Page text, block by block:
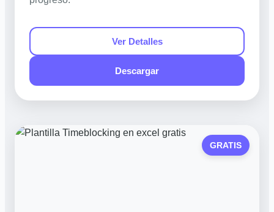
Ver Detalles
Descargar
GRATIS